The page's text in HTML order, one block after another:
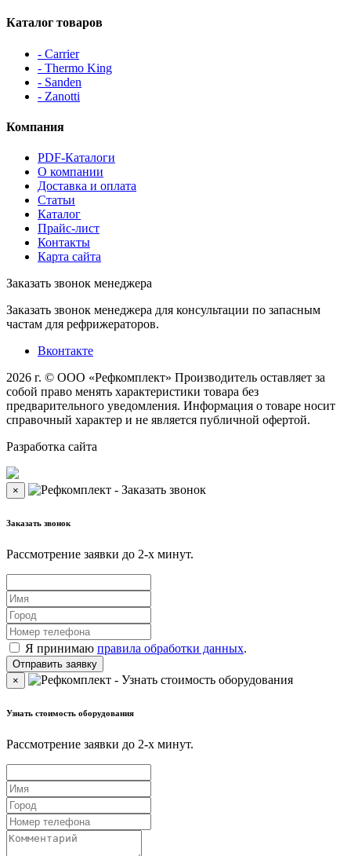
Каталог товаров
- Carrier
- Thermo King
- Sanden
- Zanotti
Компания
PDF-Каталоги
О компании
Доставка и оплата
Статьи
Каталог
Прайс-лист
Контакты
Карта сайта
Заказать звонок менеджера
Заказать звонок менеджера для консультации по запасным
частам для рефрижераторов.
Вконтакте
2026 г. © ООО «Рефкомплект» Производитель оставляет за
собой право менять характеристики товара без
предварительного уведомления. Информация о товаре носит
справочный характер и не является публичной офертой.
Разработка сайта
×
Заказать звонок
Рассмотрение заявки до 2-x минут.
Я принимаю правила обработки данных.
×
Узнать стоимость оборудования
Рассмотрение заявки до 2-x минут.